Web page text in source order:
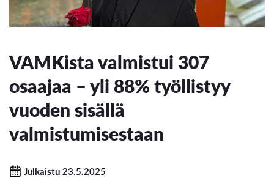
VAMKista valmistui 307
osaajaa – yli 88% työllistyy
vuoden sisällä
valmistumisestaan
Julkaistu 23.5.2025